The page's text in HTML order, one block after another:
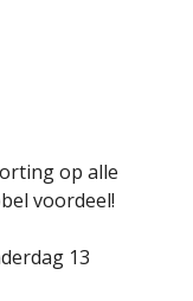
op alle
voordeel!
13